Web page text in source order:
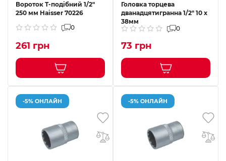
Вороток T-подібний 1/2"
250 мм Haisser 70226
0
261 грн
Головка торцева
дванадцятигранна 1/2" 10 х
38мм
0
73 грн
-5% ОНЛАЙН -5% ОНЛАЙН